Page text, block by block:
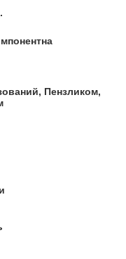
Пензликом,